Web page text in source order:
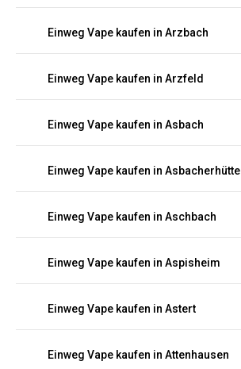
Einweg Vape kaufen in Arzbach
Einweg Vape kaufen in Arzfeld
Einweg Vape kaufen in Asbach
Einweg Vape kaufen in Asbacherhütte
Einweg Vape kaufen in Aschbach
Einweg Vape kaufen in Aspisheim
Einweg Vape kaufen in Astert
Einweg Vape kaufen in Attenhausen